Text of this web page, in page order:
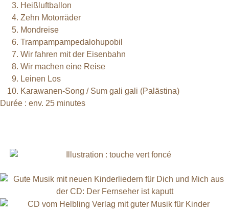
Heißluftballon
Zehn Motorräder
Mondreise
Trampampampedalohupobil
Wir fahren mit der Eisenbahn
Wir machen eine Reise
Leinen Los
Karawanen-Song / Sum gali gali (Palästina)
Durée : env. 25 minutes